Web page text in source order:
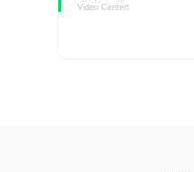
Video Centert